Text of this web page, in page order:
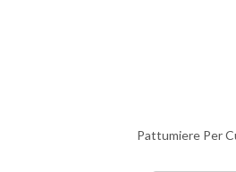
Pattumiere Per